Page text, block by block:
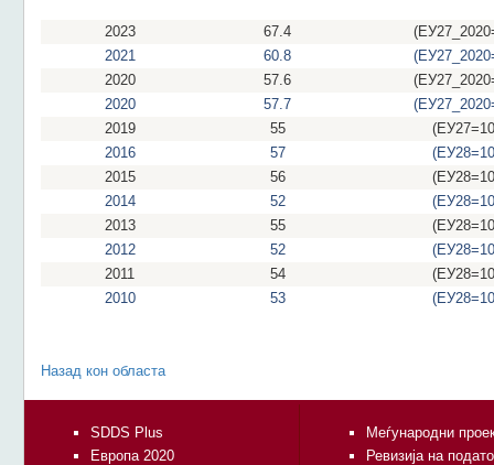
2023 67.4
2021
60.8
2020
57.6
2020
57.7
2019
55
2016
57
2015
56
2014
52
2013
55
2012
52
2011
54
2010
53
Назад кон областа
SDDS Plus
Европа 2020
Меѓународни
Ревизија на